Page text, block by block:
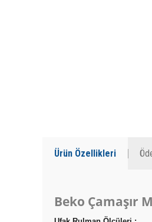
Ürün Özellikleri
Beko Çamaşır